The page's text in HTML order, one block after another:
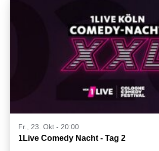
Fr., 23. Okt - 20:00
1Live Comedy Nacht - Tag 2